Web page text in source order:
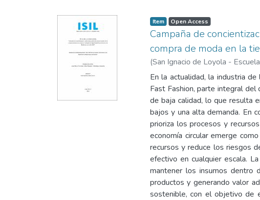
Item type:
Item, Access status:
Open Access
Campaña de
compra de moda en la
(San Ignacio de Loyola -
En la actualidad, la industria
Fast Fashion, parte integral del
de baja calidad, lo que resulta
bajos y una alta demanda. En
prioriza los procesos y
economía circular emerge
recursos y reduce los riesgos
efectivo en cualquier escala.
mantener los insumos dentro
productos y generando valor
sostenible, con el objetivo de